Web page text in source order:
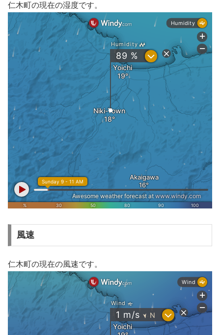
仁木町の現在の湿度です。
風速
仁木町の現在の風速です。